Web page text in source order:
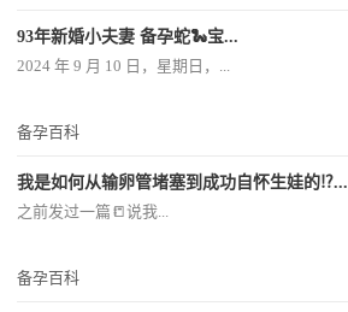
93年新婚小夫妻 备孕蛇🐍宝...
2024 年 9 月 10 日，星期日，...
备孕百科
我是如何从输卵管堵塞到成功自怀生娃的⁉️...
之前发过一篇📒说我...
备孕百科